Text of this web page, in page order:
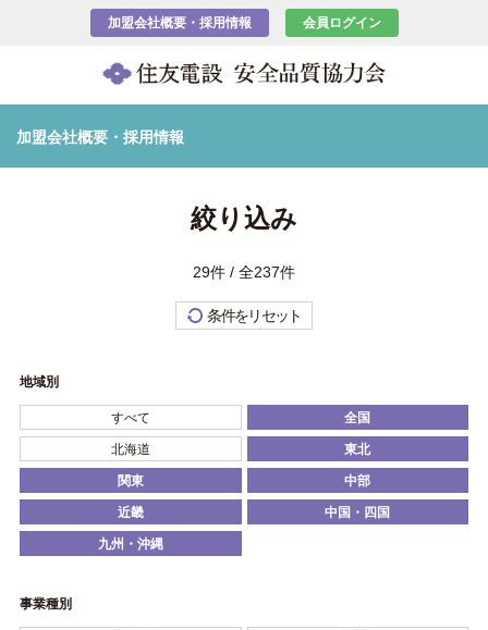
加盟会社概要・採用情報 会員ログイン
加盟会社概要・採用情報
絞り込み
29件 / 全237件
条件をリセット
地域別
すべて 全国
北海道 東北
関東 中部
近畿 中国・四国
九州・沖縄
事業種別